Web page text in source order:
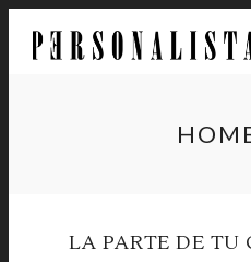
LA PARTE DE TU